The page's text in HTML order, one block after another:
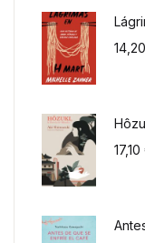
14,20
17,10